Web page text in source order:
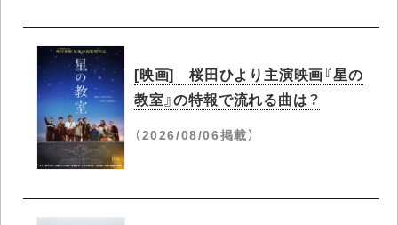
[映画] 桜田ひより主演映画『星の
教室』の特報で流れる曲は？
（2026/08/06掲載）